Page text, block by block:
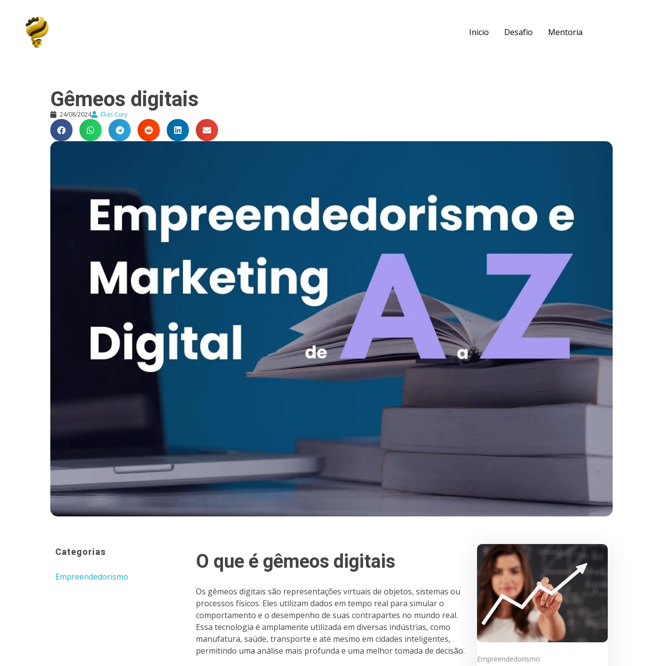
Inicio Desafio Mentoria
Gêmeos digitais
24/08/2024 Elias Cury
Categorias
Empreendedorismo
O que é gêmeos digitais
Os gêmeos digitais são representações virtuais de objetos, sistemas ou
processos físicos. Eles utilizam dados em tempo real para simular o
comportamento e o desempenho de suas contrapartes no mundo real.
Essa tecnologia é amplamente utilizada em diversas indústrias, como
manufatura, saúde, transporte e até mesmo em cidades inteligentes,
permitindo uma análise mais profunda e uma melhor tomada de decisão.
Empreendedorismo